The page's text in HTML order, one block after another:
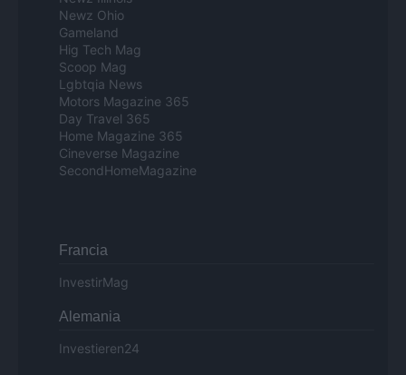
Newz Ohio
Gameland
Hig Tech Mag
Scoop Mag
Lgbtqia News
Motors Magazine 365
Day Travel 365
Home Magazine 365
Cineverse Magazine
SecondHomeMagazine
Francia
InvestirMag
Alemania
Investieren24